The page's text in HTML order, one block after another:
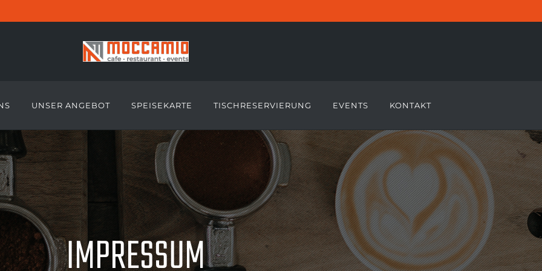
UNSER ANGEBOT SPEISEKARTE TISCHRESERVIERUNG EVENTS KONTAKT
IMPRESSUM